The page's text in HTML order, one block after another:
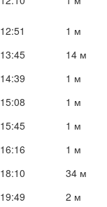
12:51
1 м
13:45
14 м
14:39
1 м
15:08
1 м
15:45
1 м
16:16
1 м
18:10
34 м
19:49 2 м